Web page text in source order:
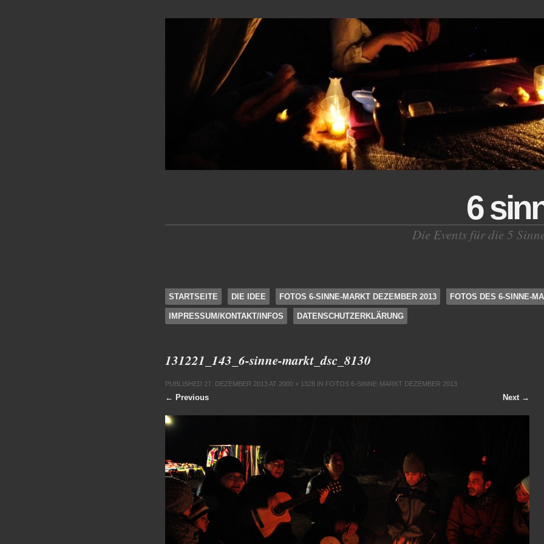
6
Die Events für die 5
Menu
SKIP TO CONTENT
STARTSEITE DIE IDEE FOTOS 6-SINNE-MARKT DEZEMBER 2013 FOTOS DES 6-SINNE-
IMPRESSUM/KONTAKT/INFOS DATENSCHUTZERKLÄRUNG
131221_143_6-sinne-markt_dsc_8130
PUBLISHED 27. DEZEMBER 2013 AT 2000 × 1328 IN FOTOS 6-SINNE-MARKT DEZEMBER 2013
← Previous Next →